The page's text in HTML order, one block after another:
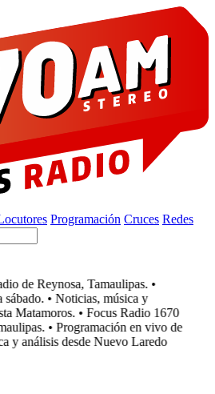
Programación Cruces Redes
de Reynosa, Tamaulipas. •
• Noticias, música y
Matamoros. • Focus Radio 1670
• Programación en vivo de
y análisis desde Nuevo Laredo